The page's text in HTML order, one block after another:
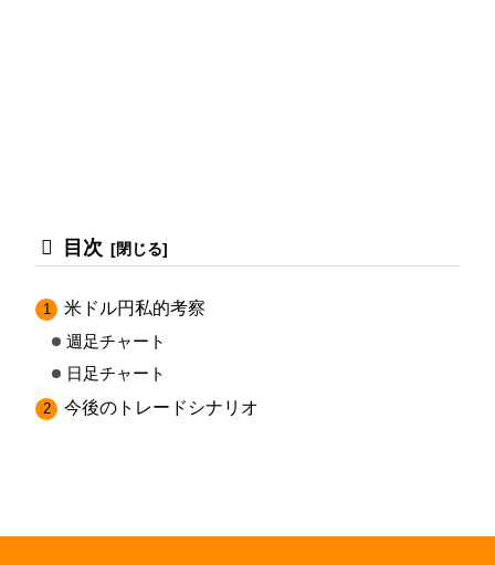
目次
米ドル円私的考察
週足チャート
日足チャート
今後のトレードシナリオ